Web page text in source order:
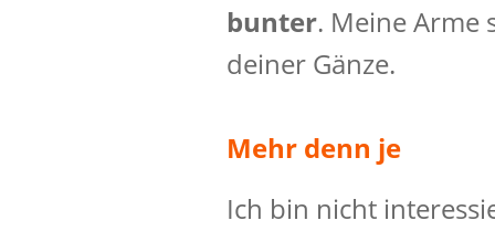
bunter. Meine Arme
deiner Gänze.
Mehr denn je
Ich bin nicht